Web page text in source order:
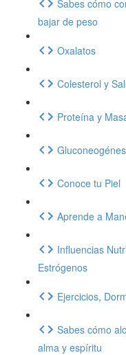
Sabes cómo
bajar de peso
Oxalatos
Colesterol y
Proteína y
Conoce tu Piel
Aprende a
Influencias
Estrógenos
Ejercicios,
Sabes cómo
alma y espíritu